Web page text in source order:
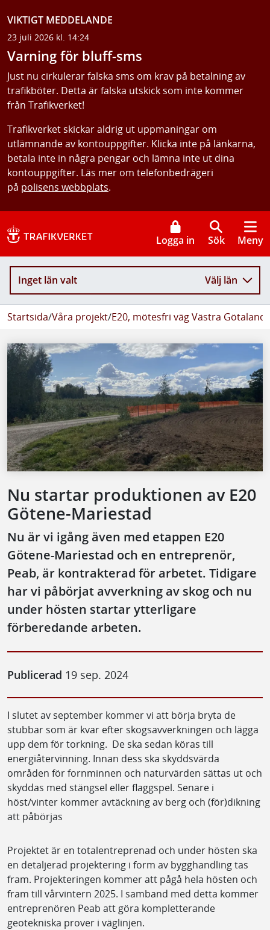
VIKTIGT MEDDELANDE
23 juli 2026 kl. 14:24
Varning för bluff-sms
Just nu cirkulerar falska sms om krav på betalning av
trafikböter. Detta är falska utskick som inte kommer
från Trafikverket!
Trafikverket skickar aldrig ut uppmaningar om
utlämnande av kontouppgifter. Klicka inte på länkarna,
betala inte in några pengar och lämna inte ut dina
kontouppgifter. Läs mer om telefonbedrägeri
på polisens webbplats.
Logga in Sök Meny
Inget län valt Välj län
Startsida/Våra projekt/E20, mötesfri väg Västra Götaland
Nu startar produktionen av E20
Götene-Mariestad
Nu är vi igång även med etappen E20
Götene-Mariestad och en entreprenör,
Peab, är kontrakterad för arbetet. Tidigare
har vi påbörjat avverkning av skog och nu
under hösten startar ytterligare
förberedande arbeten.
Publicerad 19 sep. 2024
I slutet av september kommer vi att börja bryta de
stubbar som är kvar efter skogsavverkningen och lägga
upp dem för torkning. De ska sedan köras till
energiåtervinning. Innan dess ska skyddsvärda
områden för fornminnen och naturvärden sättas ut och
skyddas med stängsel eller flaggspel. Senare i
höst/vinter kommer avtäckning av berg och (för)dikning
att påbörjas
Projektet är en totalentreprenad och under hösten ska
en detaljerad projektering i form av bygghandling tas
fram. Projekteringen kommer att pågå hela hösten och
fram till vårvintern 2025. I samband med detta kommer
entreprenören Peab att göra kompletterande
geotekniska prover i väglinjen.